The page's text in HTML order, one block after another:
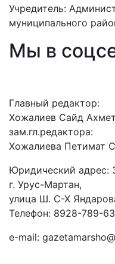
Учредитель:
муниципального
Мы в
Главный редактор:
Хожалиев Сайд
зам.гл.редактора:
Хожалиева Петимат
Юридический адрес:
г. Урус-Мартан,
улица Ш. С-Х
Телефон: 8928-789-
e-mail: